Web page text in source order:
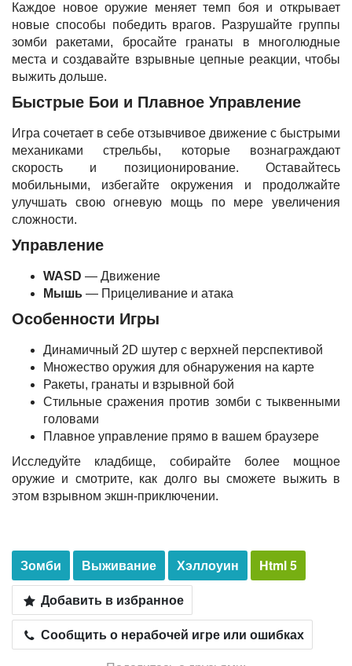
Каждое новое оружие меняет темп боя и открывает
новые способы победить врагов. Разрушайте группы
зомби ракетами, бросайте гранаты в многолюдные
места и создавайте взрывные цепные реакции, чтобы
выжить дольше.
Быстрые Бои и Плавное Управление
Игра сочетает в себе отзывчивое движение с быстрыми
механиками стрельбы, которые вознаграждают
скорость и позиционирование. Оставайтесь
мобильными, избегайте окружения и продолжайте
улучшать свою огневую мощь по мере увеличения
сложности.
Управление
WASD — Движение
Мышь — Прицеливание и атака
Особенности Игры
Динамичный 2D шутер с верхней перспективой
Множество оружия для обнаружения на карте
Ракеты, гранаты и взрывной бой
Стильные сражения против зомби с тыквенными
головами
Плавное управление прямо в вашем браузере
Исследуйте кладбище, собирайте более мощное
оружие и смотрите, как долго вы сможете выжить в
этом взрывном экшн-приключении.
Зомби Выживание Хэллоуин
Html 5
Добавить в избранное
Сообщить о нерабочей игре или ошибках